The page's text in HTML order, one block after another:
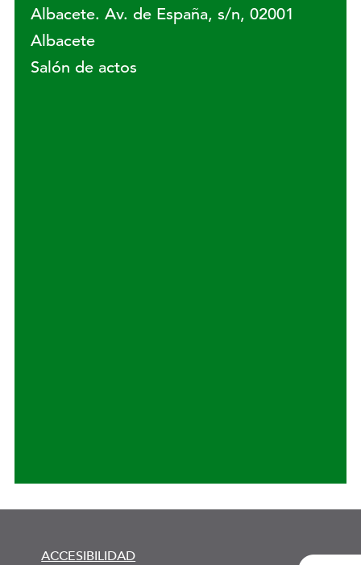
Albacete. Av. de España, s/n, 02001
Albacete
Salón de actos
ACCESIBILIDAD